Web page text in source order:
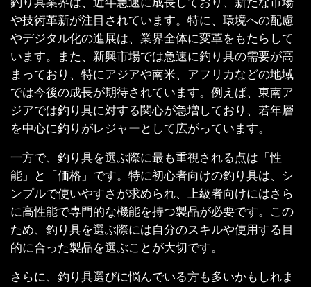
や技術革新が注目されています。特に、環境への配慮
やデジタル化の進展は、業界全体に変革をもたらして
います。また、新興市場では急速に釣り具の需要が高
まっており、特にアジアや南米、アフリカなどの地域
では今後の成長が期待されています。例えば、東南ア
ジアでは釣り具に対する関心が急増しており、若年層
を中心に釣りがレジャーとして広がっています。
一方で、釣り具を選ぶ際に最も重視される点は「性
能」と「価格」です。特に初心者向けの釣り具は、シ
ンプルで使いやすさが求められ、上級者向けにはさら
に高性能で専門的な機能を持つ製品が必要です。この
ため、釣り具を選ぶ際には自分のスキルや使用する目
的に合った製品を選ぶことが大切です。
さらに、釣り具選びに悩んでいる方も多いかもしれま